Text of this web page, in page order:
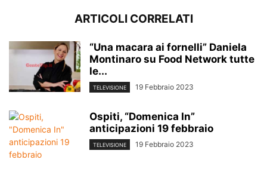
ARTICOLI CORRELATI
“Una macara ai fornelli” Daniela
Montinaro su Food Network tutte
le...
TELEVISIONE 19 Febbraio 2023
Ospiti, “Domenica In”
anticipazioni 19 febbraio
TELEVISIONE 19 Febbraio 2023